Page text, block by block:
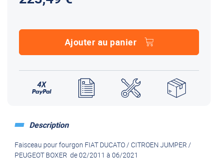
Ajouter au panier
Description
Faisceau pour fourgon FIAT DUCATO / CITROEN JUMPER /
PEUGEOT BOXER de 02/2011 à 06/2021